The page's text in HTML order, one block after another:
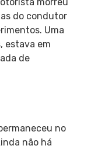
do condutor
Uma
estava em
de
no
não há